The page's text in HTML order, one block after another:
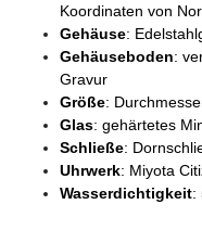
Koordinaten von
Gehäuse:
Gehäuseboden:
Gravur
Größe:
Glas: gehärtetes
Schließe:
Uhrwerk: Miyota
Wasserdichtigkeit: